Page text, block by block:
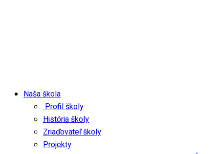
Naša škola
Profil školy
História školy
Zriaďovateľ školy
Projekty